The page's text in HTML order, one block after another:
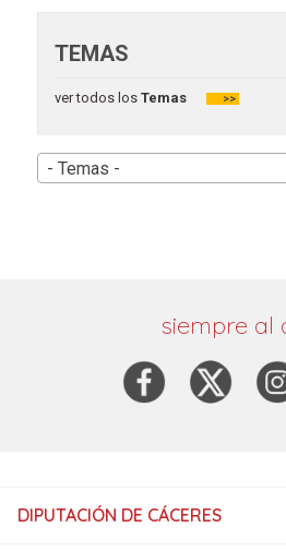
TEMAS
ver todos los Temas >>
- Temas -
siempre al
DIPUTACIÓN DE CÁCERES